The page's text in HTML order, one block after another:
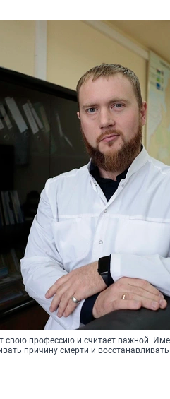
свою профессию и считает важной.
причину смерти и